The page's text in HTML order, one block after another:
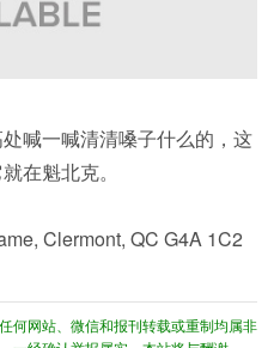
喊一喊清清嗓子什么的，这
在魁北克。
Clermont, QC G4A 1C2
何网站、微信和报刊转载或重制均属非